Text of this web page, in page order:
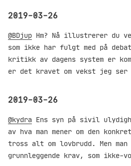
2019-03-26
@BDjup Hm? Nå illustrerer du
som ikke har fulgt med på
kritikk av dagens system er
er det kravet om vekst jeg ser
2019-03-26
@kydra Ens syn på sivil
av hva man mener om den
tross alt om lovbrudd. Men
grunnleggende krav, som ikke-